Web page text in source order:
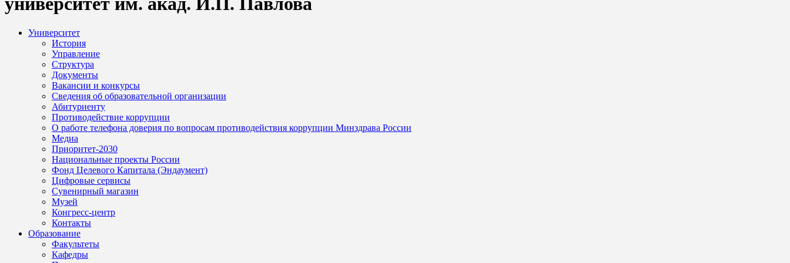
Университет
История
Управление
Структура
Документы
Вакансии и конкурсы
Сведения об образовательной организации
Абитуриенту
Противодействие коррупции
О работе телефона доверия по вопросам противодействия коррупции Минздрава России
Медиа
Приоритет-2030
Национальные проекты России
Фонд Целевого Капитала (Эндаумент)
Цифровые сервисы
Сувенирный магазин
Музей
Конгресс-центр
Контакты
Образование
Факультеты
Кафедры